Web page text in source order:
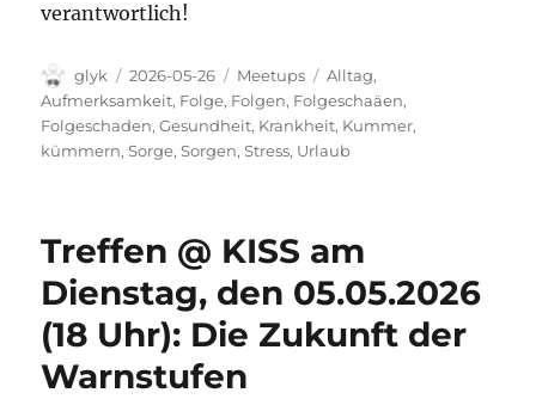
verantwortlich!
Autor
glyk
Veröffentlicht
am
2026-05-26 Kategorien
Meetups Schlagwörter
Alltag,
Aufmerksamkeit, Folge, Folgen, Folgeschaäen,
Folgeschaden,Gesundheit, Krankheit, Kummer,
kümmern,Sorge,Sorgen,Stress, Urlaub
Treffen @ KISS am
Dienstag, den 05.05.2026
(18 Uhr): Die Zukunft der
Warnstufen